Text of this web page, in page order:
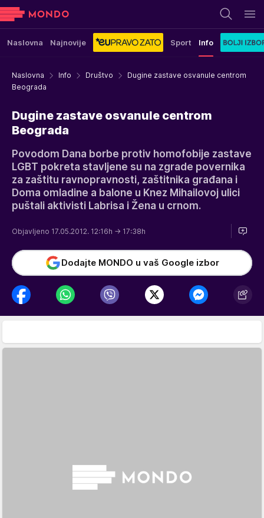
Naslovna Najnovije Sport Info
Naslovna Info Društvo
Dugine zastave osvanule centrom
Beograda
Dugine zastave osvanule centrom
Beograda
Povodom Dana borbe protiv homofobije zastave
LGBT pokreta stavljene su na zgrade povernika
za zaštitu ravnopravnosti, zaštitnika građana i
Doma omladine a balone u Knez Mihailovoj ulici
puštali aktivisti Labrisa i Žena u crnom.
Objavljeno 17.05.2012. 12:16h → 17:38h
Dodajte MONDO u vaš Google izbor